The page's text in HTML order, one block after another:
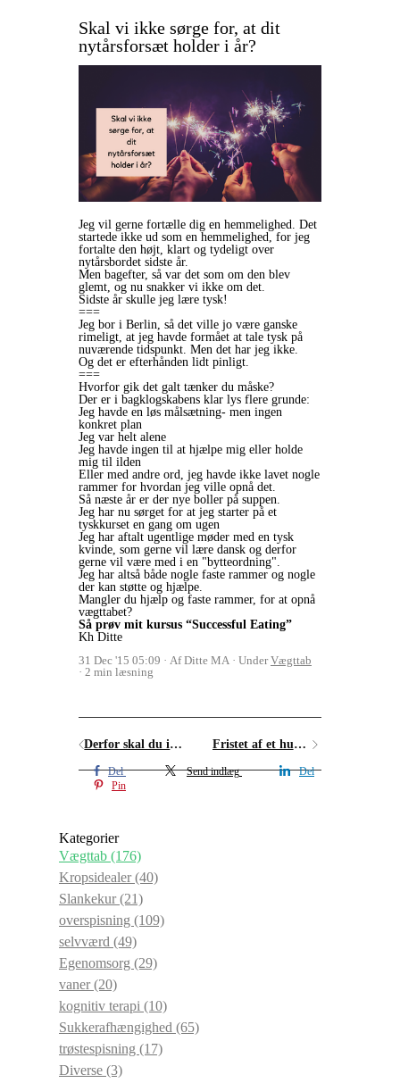
Skal vi ikke sørge for, at dit
nytårsforsæt holder i år?
Jeg vil gerne fortælle dig en hemmelighed. Det
startede ikke ud som en hemmelighed, for jeg
fortalte den højt, klart og tydeligt over
nytårsbordet sidste år.
Men bagefter, så var det som om den blev
glemt, og nu snakker vi ikke om det.
Sidste år skulle jeg lære tysk!
===
Jeg bor i Berlin, så det ville jo være ganske
rimeligt, at jeg havde formået at tale tysk på
nuværende tidspunkt. Men det har jeg ikke.
Og det er efterhånden lidt pinligt.
===
Hvorfor gik det galt tænker du måske?
Der er i bagklogskabens klar lys flere grunde:
Jeg havde en løs målsætning- men ingen
konkret plan
Jeg var helt alene
Jeg havde ingen til at hjælpe mig eller holde
mig til ilden
Eller med andre ord, jeg havde ikke lavet nogle
rammer for hvordan jeg ville opnå det.
Så næste år er der nye boller på suppen.
Jeg har nu sørget for at jeg starter på et
tyskkurset en gang om ugen
Jeg har aftalt ugentlige møder med en tysk
kvinde, som gerne vil lære dansk og derfor
gerne vil være med i en "bytteordning".
Jeg har altså både nogle faste rammer og nogle
der kan støtte og hjælpe.
Mangler du hjælp og faste rammer, for at opnå
vægttabet?
Så prøv mit kursus “Successful Eating”
Kh Ditte
31 Dec '15 05:09
Af Ditte MA UnderVægttab
2 min læsning
Derfor skal du ikke på slankekur (hvis du altså vil tabe dig) Fristet af et hurtigt vægttab?
Del Send indlæg
Del
Pin
Kategorier
Vægttab (176)
Kropsidealer(40)
Slankekur(21)
overspisning (109)
selvværd (49)
Egenomsorg (29)
vaner(20)
kognitiv terapi (10)
Sukkerafhængighed (65)
trøstespisning (17)
Diverse (3)